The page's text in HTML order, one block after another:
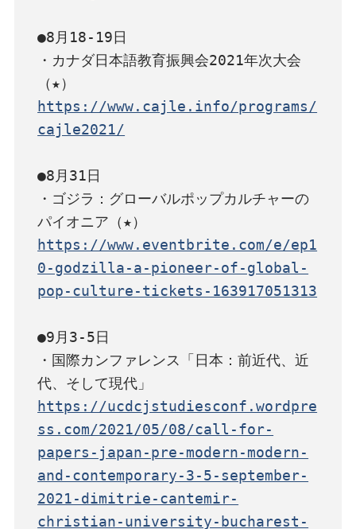
●8月18-19日
・カナダ日本語教育振興会2021年次大会
https://www.cajle.info/programs/
cajle2021/
●8月31日
・ゴジラ：グローバルポップカルチャーの
https://www.eventbrite.com/e/ep1
0-godzilla-a-pioneer-of-global-
pop-culture-tickets-163917051313
●9月3-5日
・国際カンファレンス「日本：前近代、近
https://ucdcjstudiesconf.wordpre
ss.com/2021/05/08/call-for-
papers-japan-pre-modern-modern-
and-contemporary-3-5-september-
2021-dimitrie-cantemir-
christian-university-bucharest-